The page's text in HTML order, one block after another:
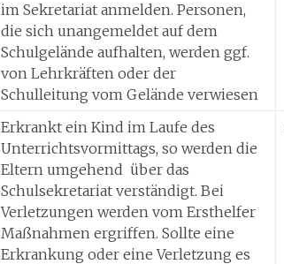
im Sekretariat anmelden. Personen,
die sich unangemeldet auf dem
Schulgelände aufhalten, werden ggf.
von Lehrkräften oder der
Schulleitung vom Gelände verwiesen
Erkrankt ein Kind im Laufe des
Unterrichtsvormittags, so werden die
Eltern umgehend über das
Schulsekretariat verständigt. Bei
Verletzungen werden vom Ersthelfer
Maßnahmen ergriffen. Sollte eine
Erkrankung oder eine Verletzung es